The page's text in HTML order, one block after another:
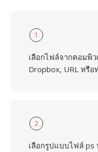
1
เลือกไฟล์จากคอมพิว
Dropbox, URL หรื
2
เลือกรูปแบบไฟล์